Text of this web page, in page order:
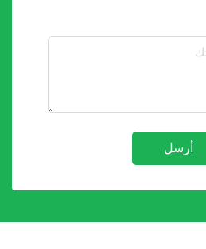
أرسل